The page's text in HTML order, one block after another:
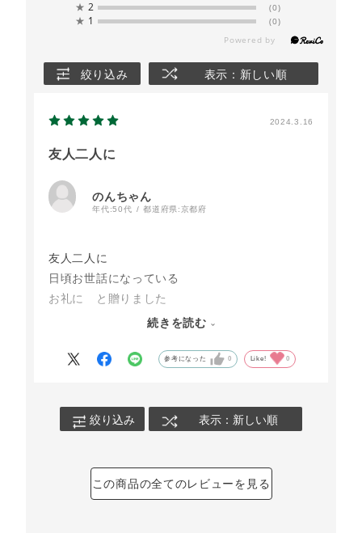
★ 2 (0)
★ 1 (0)
絞り込み 表示：新しい順
2024.3.16
友人二人に
のんちゃん
年代:50代 都道府県:京都府
友人二人に
日頃お世話になっている
お礼に と贈りました
連絡があり、
贈らせて頂きます。
続きを読む
参考になった 0 Like! 0
絞り込み 表示：新しい順
この商品の全てのレビューを見る